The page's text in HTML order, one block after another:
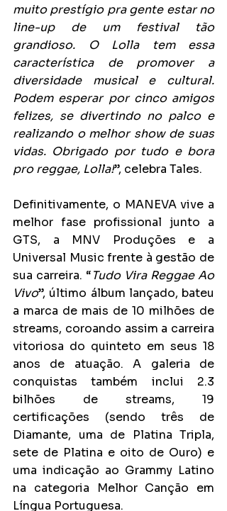
muito prestígio pra gente estar no
line-up de um festival tão
grandioso. O Lolla tem essa
característica de promover a
diversidade musical e cultural.
Podem esperar por cinco amigos
felizes, se divertindo no palco e
realizando o melhor show de suas
vidas. Obrigado por tudo e bora
pro reggae, Lolla!”, celebra Tales.
Definitivamente, o MANEVA vive a
melhor fase profissional junto a
GTS, a MNV Produções e a
Universal Music frente à gestão de
sua carreira. “Tudo Vira Reggae Ao
Vivo”, último álbum lançado, bateu
a marca de mais de 10 milhões de
streams, coroando assim a carreira
vitoriosa do quinteto em seus 18
anos de atuação. A galeria de
conquistas também inclui 2.3
bilhões de streams, 19
certificações (sendo três de
Diamante, uma de Platina Tripla,
sete de Platina e oito de Ouro) e
uma indicação ao Grammy Latino
na categoria Melhor Canção em
Língua Portuguesa.